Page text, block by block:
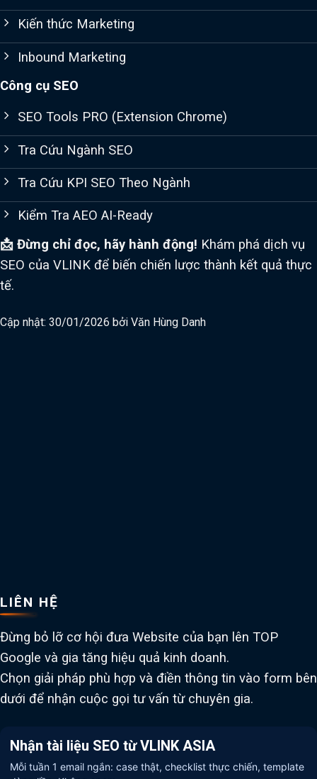
Kiến thức Marketing
Inbound Marketing
Công cụ SEO
SEO Tools PRO (Extension Chrome)
Tra Cứu Ngành SEO
Tra Cứu KPI SEO Theo Ngành
Kiểm Tra AEO AI-Ready
📩 Đừng chỉ đọc, hãy hành động! Khám phá dịch vụ
SEO của VLINK để biến chiến lược thành kết quả thực
tế.
Cập nhật: 30/01/2026 bởi Văn Hùng Danh
LIÊN HỆ
Đừng bỏ lỡ cơ hội đưa Website của bạn lên TOP
Google và gia tăng hiệu quả kinh doanh.
Chọn giải pháp phù hợp và điền thông tin vào form bên
dưới để nhận cuộc gọi tư vấn từ chuyên gia.
Nhận tài liệu SEO từ VLINK ASIA
Mỗi tuần 1 email ngắn: case thật, checklist thực chiến, template